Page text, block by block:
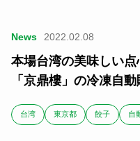
News 2022.02.08
本場台湾の美味しい
「京鼎樓」の冷凍自
台湾 東京都 餃子 自